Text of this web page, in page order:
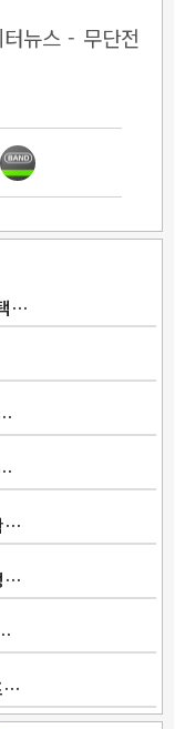
뉴스 - 무단전
…
…
…
…